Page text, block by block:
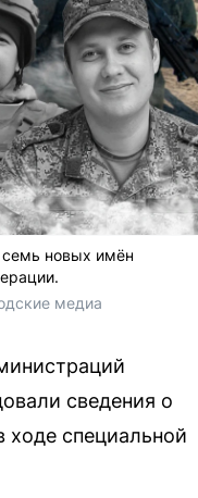
семь новых имён
медиа
сведения о
ходе специальной